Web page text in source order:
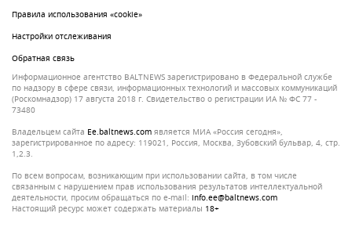
Правила использования «cookie»
Настройки отслеживания
Обратная связь
Информационное агентство BALTNEWS зарегистрировано в Федеральной службе
по надзору в сфере связи, информационных технологий и массовых коммуникаций
(Роскомнадзор) 17 августа 2018 г. Свидетельство о регистрации ИА № ФС 77 -
73480
Владельцем сайта
ee.baltnews.com является МИА «Россия сегодня»,
зарегистрированное по адресу: 119021, Россия, Москва, Зубовский бульвар, 4, стр.
1,2.3.
По всем вопросам, возникающим при использовании сайта, в том числе
связанным с нарушением прав использования результатов интеллектуальной
деятельности, просим обращаться по e-mail: info.ee@baltnews.com
Настоящий ресурс может содержать материалы 18+